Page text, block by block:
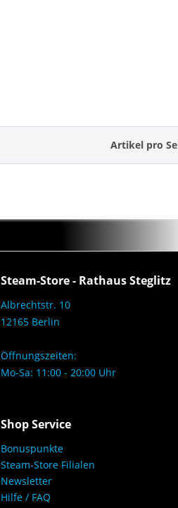
Artikel pro
Steam-Store - Rathaus Steglitz
Albrechtstr. 10
12165 Berlin
Öffnungszeiten:
Mo-Sa: 11:00 - 20:00 Uhr
Shop Service
Bonuspunkte
Steam-Store Filialen
Newsletter
Hilfe / FAQ